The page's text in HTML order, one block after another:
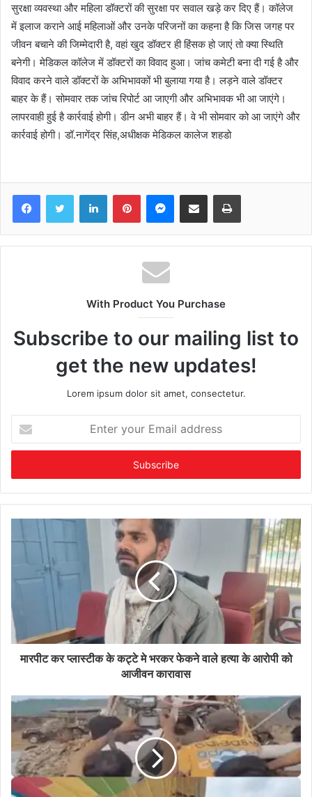
सुरक्षा व्यवस्था और महिला डॉक्टरों की सुरक्षा पर सवाल खड़े कर दिए हैं। कॉलेज
में इलाज कराने आई महिलाओं और उनके परिजनों का कहना है कि जिस जगह पर
जीवन बचाने की जिम्मेदारी है, वहां खुद डॉक्टर ही हिंसक हो जाएं तो क्या स्थिति
बनेगी। मेडिकल कॉलेज में डॉक्टरों का विवाद हुआ। जांच कमेटी बना दी गई है और
विवाद करने वाले डॉक्टरों के अभिभावकों भी बुलाया गया है। लड़ने वाले डॉक्टर
बाहर के हैं। सोमवार तक जांच रिपोर्ट आ जाएगी और अभिभावक भी आ जाएंगे।
लापरवाही हुई है कार्रवाई होगी। डीन अभी बाहर हैं। वे भी सोमवार को आ जाएंगे और
कार्रवाई होगी। डॉ.नागेंद्र सिंह,अधीक्षक मेडिकल कालेज शहडो
FacebookTwitter LinkedInPinterestMessenger
Share via Email Print
With Product You Purchase
Subscribe to our mailing list to
get the new updates!
Lorem ipsum dolor sit amet, consectetur.
your
Email
मारपीट कर प्लास्टीक के कट्टे मे भरकर फेकने वाले हत्या के आरोपी को
आजीवन कारावास